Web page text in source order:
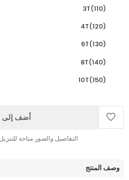
3T(110)
4T(120)
6T(130)
8T(140)
10T(150)
أضف إلى
التفاصيل والصور متاحة
وصف المنتج